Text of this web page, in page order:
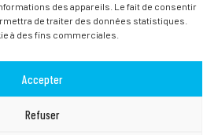
des appareils. Le fait de consentir
de traiter des données statistiques.
à des fins commerciales.
Accepter
Refuser